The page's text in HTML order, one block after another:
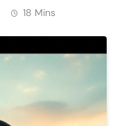
18 Mins